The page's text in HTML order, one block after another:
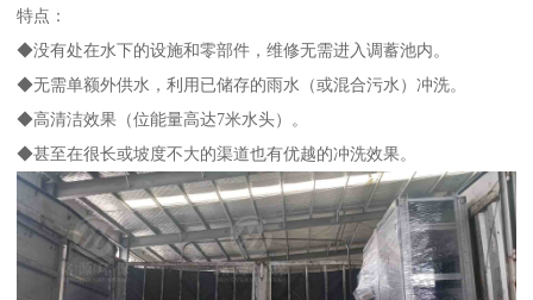
特点：
◆没有处在水下的设施和零部件，维修无需进入调蓄池内。
◆无需单额外供水，利用已储存的雨水（或混合污水）冲洗。
◆高清洁效果（位能量高达7米水头）。
◆甚至在很长或坡度不大的渠道也有优越的冲洗效果。